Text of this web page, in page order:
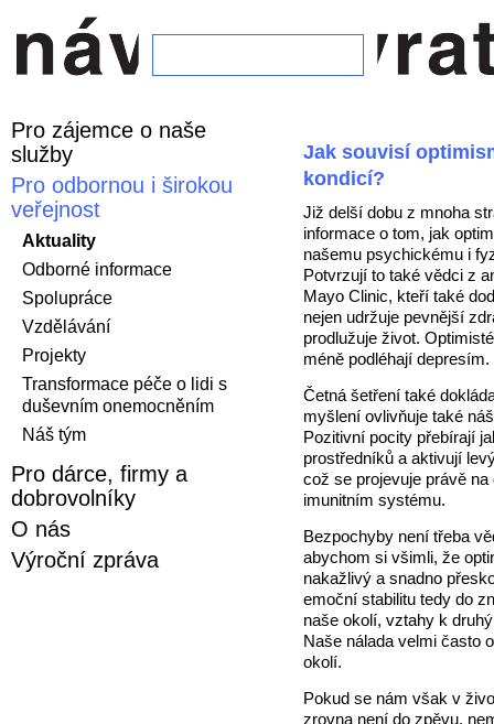
Pro zájemce o naše
služby
Pro odbornou i širokou
veřejnost
Aktuality
Odborné informace
Spolupráce
Vzdělávání
Projekty
Transformace péče o lidi s
duševním onemocněním
Náš tým
Pro dárce, firmy a
dobrovolníky
O nás
Výroční zpráva
Jak souvisí
kondicí?
Již delší dobu z mnoha
informace o tom, jak
našemu psychickému i
Potvrzují to také vědci z
Mayo Clinic, kteří také
nejen udržuje pevnější
prodlužuje život.
méně podléhají depresím.
Četná šetření také
myšlení ovlivňuje také
Pozitivní pocity přebírají
prostředníků a aktivují
což se projevuje právě
imunitním systému.
Bezpochyby není třeba
abychom si všimli, že
nakažlivý a snadno
emoční stabilitu tedy do
naše okolí, vztahy k
Naše nálada velmi často
okolí.
Pokud se nám však v
zrovna není do zpěvu,